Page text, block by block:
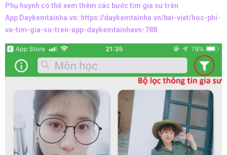
Phụ huynh có thể xem thêm các bước tìm gia sư trên
App Daykemtainha.vn: https://daykemtainha.vn/bai-viet/hoc-phi-
va-tim-gia-su-tren-app-daykemtainhavn-788